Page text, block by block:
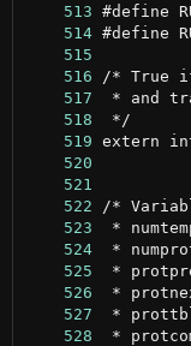
    513
    514
    515
    516
    517
    518
    519
    520
    521
    522
    523
    524
    525
    526
    527
    528